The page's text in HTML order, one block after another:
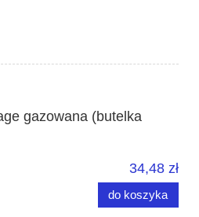
gazowana (butelka
34,48 zł
do koszyka